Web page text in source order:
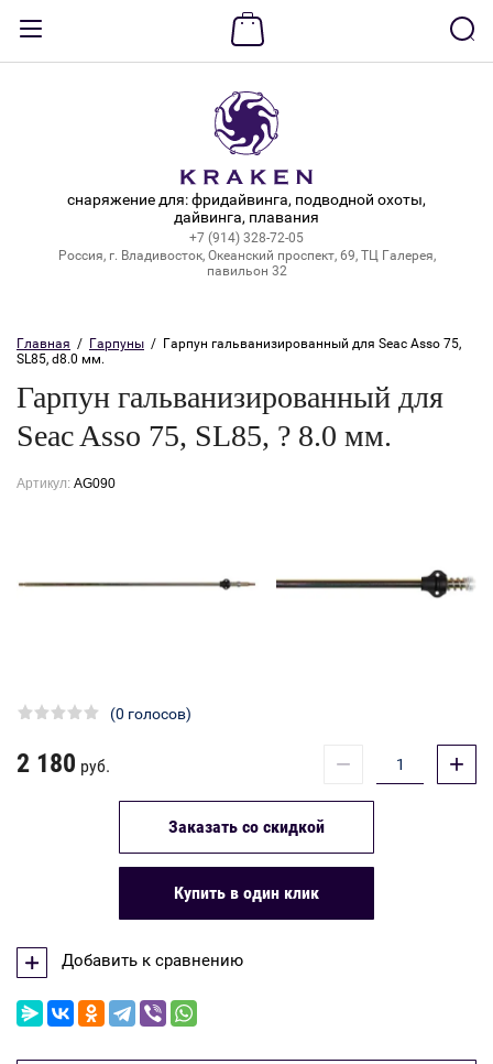
снаряжение для: фридайвинга, подводной охоты,
дайвинга, плавания
+7 (914) 328-72-05
Россия, г. Владивосток, Океанский проспект, 69, ТЦ Галерея,
павильон 32
Главная
  /
Гарпуны
  /  Гарпун гальванизированный для Seac Asso 75,
SL85, d8.0 мм.
Гарпун гальванизированный для
Seac Asso 75, SL85, ? 8.0 мм.
Артикул: AG090
(0 голосов)
2 180 руб. − +
Заказать со скидкой
Купить в один клик
Добавить к сравнению